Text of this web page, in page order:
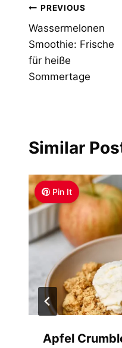
Post
navigation
PREVIOUS
Wassermelonen
Smoothie: Frische
für heiße
Sommertage
Similar
Pin It
Apfel